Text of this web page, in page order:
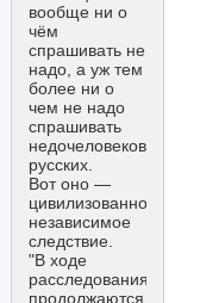
вообще ни о
чём
спрашивать не
надо, а уж тем
более ни о
чем не надо
спрашивать
недочеловеков
русских.
Вот оно —
цивилизованное,
независимое
следствие.
"В ходе
расследования
продолжаются